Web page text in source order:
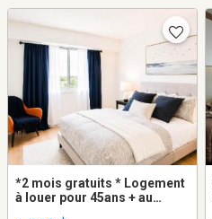
*2 mois gratuits * Logement
à louer pour 45ans + au